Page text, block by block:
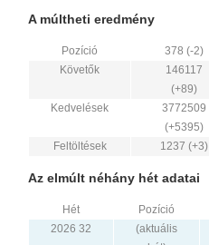
A múltheti eredmény
Pozíció
378 (-2)
Követők
146117
(+89)
Kedvelések
3772509
(+5395)
Feltöltések
1237 (+3)
Az elmúlt néhány hét adatai
Hét Pozíció
2026 32
(aktuális